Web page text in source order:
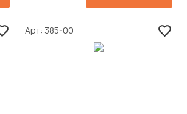
Арт 385-00